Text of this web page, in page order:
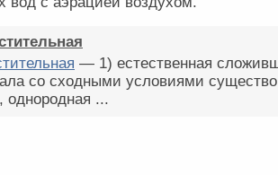
— 1) естественная
со сходными условиями
однородная ...